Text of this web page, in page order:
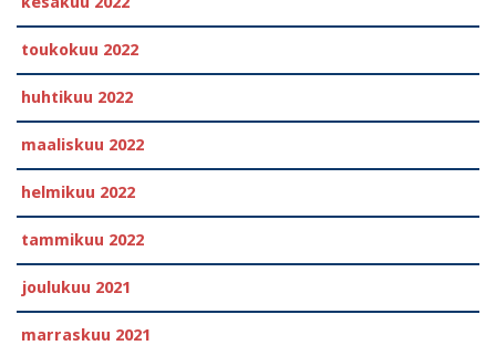
toukokuu 2022
huhtikuu 2022
maaliskuu 2022
helmikuu 2022
tammikuu 2022
joulukuu 2021
marraskuu 2021